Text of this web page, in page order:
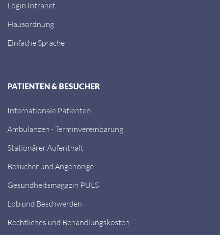
Login Intranet
Hausordnung
Einfache Sprache
PATIENTEN & BESUCHER
Internationale Patienten
Ambulanzen - Terminvereinbarung
Stationärer Aufenthalt
Besucher und Angehörige
Gesundheitsmagazin PULS
Lob und Beschwerden
Rechtliches und Behandlungskosten